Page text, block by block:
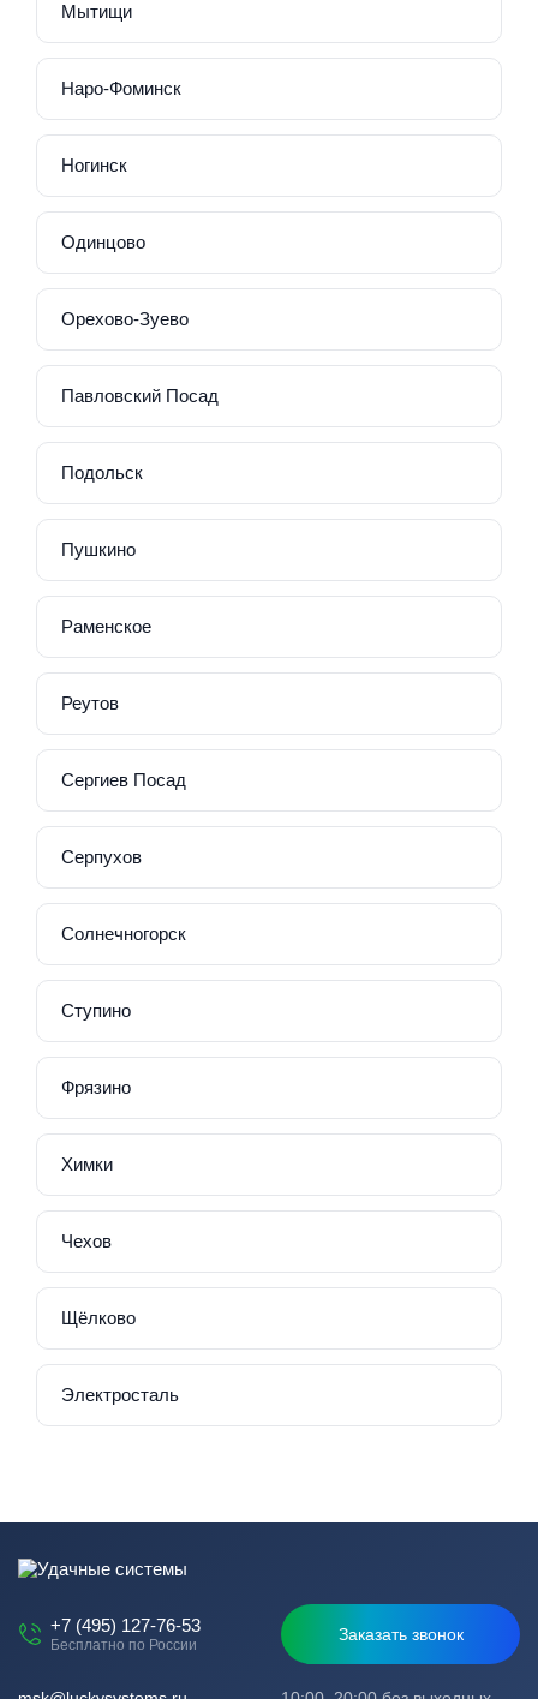
Мытищи
Наро-Фоминск
Ногинск
Одинцово
Орехово-Зуево
Павловский Посад
Подольск
Пушкино
Раменское
Реутов
Сергиев Посад
Серпухов
Солнечногорск
Ступино
Фрязино
Химки
Чехов
Щёлково
Электросталь
+7 (495) 127-76-53
Бесплатно по России
Заказать звонок